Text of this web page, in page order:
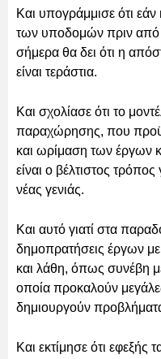
Και υπογράμμισε ότι εάν
των υποδομών πριν από
σήμερα θα δει ότι η
είναι τεράστια.
Και σχολίασε ότι το
παραχώρησης, που
και ωρίμαση των έργων
είναι ο βέλτιστος
νέας γενιάς.
Και αυτό γιατί στα
δημοπρατήσεις έργων με
και λάθη, όπως συνέβη
οποία προκαλούν
δημιουργούν
Και εκτίμησε ότι